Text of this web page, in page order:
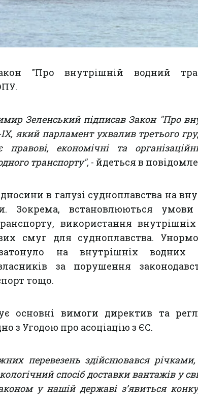
"Про внутрішній водний
Зеленський підписав Закон "Про
який парламент ухвалив третього
економічні та
транспорту", - йдеться в
в галузі судноплавства на
Зокрема, встановлюються умови
використання
смуг для судноплавства.
на внутрішніх водних
за порушення
тощо.
основні вимоги директив та
з Угодою про асоціацію з ЄС.
перевезень здійснювався
спосіб доставки вантажів у
у нашій державі з’явиться